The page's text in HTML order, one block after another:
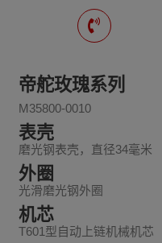
帝舵玫瑰系列
M35800-0010
表壳
磨光钢表壳，直径34毫米
外圈
光滑磨光钢外圈
机芯
T601型自动上链机械机芯